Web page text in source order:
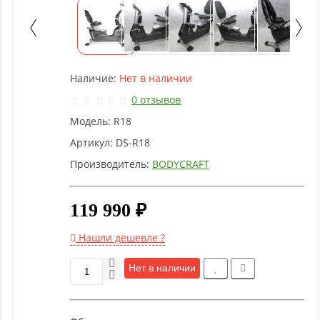
Детское
оборудование
и тяги
Аэробика
и
Гимнастическое
оборудование
Функциональный
тренинг
Наличие: Нет в наличии
0 отзывов
Модель: R18
Артикул: DS-R18
Производитель: BODYCRAFT
119 990 ₽
Нашли дешевле ?
Нет в наличии